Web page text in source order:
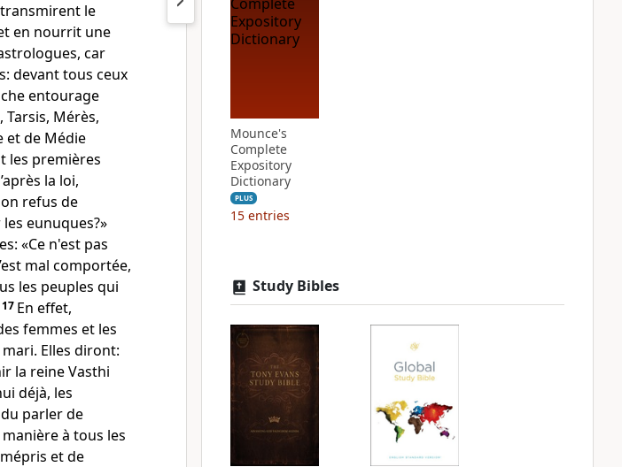
le
en nourrit une
car
devant tous ceux
entourage
Mérès,
et de Médie
les premières
la loi,
refus de
eunuques?»
«Ce n'est pas
mal comportée,
les peuples qui
17 En effet,
femmes et les
Elles diront:
la reine Vasthi
déjà, les
parler de
à tous les
et de
Mounce's
Complete
Expository
Dictionary
PLUS
15 entries
Study Bibles